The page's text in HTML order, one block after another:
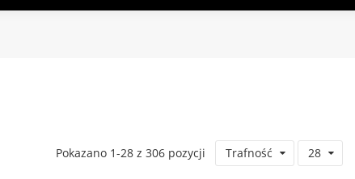
Trafność 28
Pokazano 1-28 z 306 pozycji